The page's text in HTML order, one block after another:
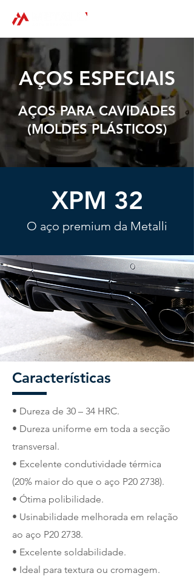
AÇOS ESPECIAIS
AÇOS PARA CAVIDADES
(MOLDES PLÁSTICOS)
XPM 32
O aço premium da Metalli
Características
• Dureza de 30 – 34 HRC.
• Dureza uniforme em toda a secção
transversal.
• Excelente condutividade térmica
(20% maior do que o aço P20 2738).
• Ótima polibilidade.
• Usinabilidade melhorada em relação
ao aço P20 2738.
• Excelente soldabilidade.
• Ideal para textura ou cromagem.